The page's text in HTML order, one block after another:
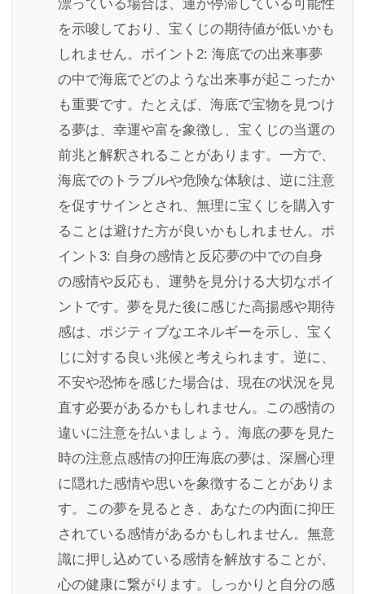
漂っている場合は、運が停滞している可能性
を示唆しており、宝くじの期待値が低いかも
しれません。ポイント2: 海底での出来事夢
の中で海底でどのような出来事が起こったか
も重要です。たとえば、海底で宝物を見つけ
る夢は、幸運や富を象徴し、宝くじの当選の
前兆と解釈されることがあります。一方で、
海底でのトラブルや危険な体験は、逆に注意
を促すサインとされ、無理に宝くじを購入す
ることは避けた方が良いかもしれません。ポ
イント3: 自身の感情と反応夢の中での自身
の感情や反応も、運勢を見分ける大切なポイ
ントです。夢を見た後に感じた高揚感や期待
感は、ポジティブなエネルギーを示し、宝く
じに対する良い兆候と考えられます。逆に、
不安や恐怖を感じた場合は、現在の状況を見
直す必要があるかもしれません。この感情の
違いに注意を払いましょう。海底の夢を見た
時の注意点感情の抑圧海底の夢は、深層心理
に隠れた感情や思いを象徴することがありま
す。この夢を見るとき、あなたの内面に抑圧
されている感情があるかもしれません。無意
識に押し込めている感情を解放することが、
心の健康に繋がります。しっかりと自分の感